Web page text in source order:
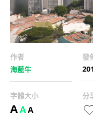
作者
海藍牛
發
字體大小
AAA
分